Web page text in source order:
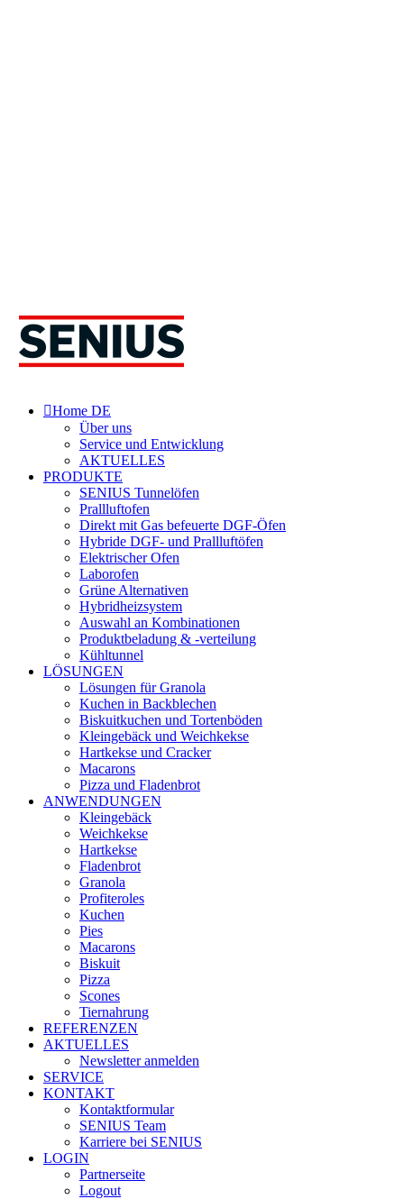
Home DE
Über uns
Service und Entwicklung
AKTUELLES
PRODUKTE
SENIUS Tunnelöfen
Prallluftofen
Direkt mit Gas befeuerte DGF-Öfen
Hybride DGF- und Prallluftöfen
Elektrischer Ofen
Laborofen
Grüne Alternativen
Hybridheizsystem
Auswahl an Kombinationen
Produktbeladung & -verteilung
Kühltunnel
LÖSUNGEN
Lösungen für Granola
Kuchen in Backblechen
Biskuitkuchen und Tortenböden
Kleingebäck und Weichkekse
Hartkekse und Cracker
Macarons
Pizza und Fladenbrot
ANWENDUNGEN
Kleingebäck
Weichkekse
Hartkekse
Fladenbrot
Granola
Profiteroles
Kuchen
Pies
Macarons
Biskuit
Pizza
Scones
Tiernahrung
REFERENZEN
AKTUELLES
Newsletter anmelden
SERVICE
KONTAKT
Kontaktformular
SENIUS Team
Karriere bei SENIUS
LOGIN
Partnerseite
Logout